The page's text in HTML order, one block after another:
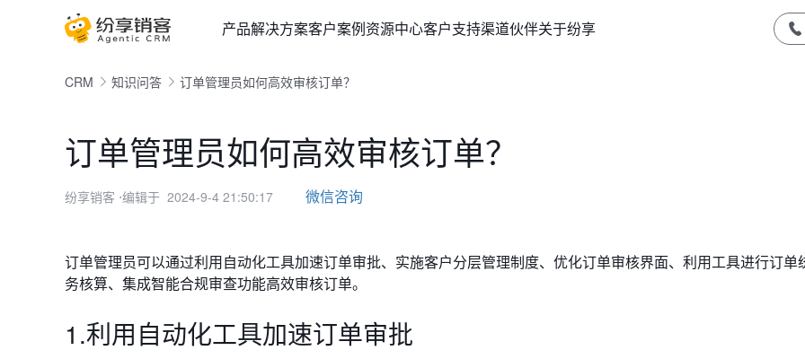
产品解决方案客户案例资源中心客户支持渠道伙伴关于纷享
CRM 知识问答 订单管理员如何高效审核订单？
订单管理员如何高效审核订单？
纷享销客 ⋅编辑于 2024-9-4 21:50:17 微信咨询
订单管理员可以通过利用自动化工具加速订单审批、实施客户分层管理制度、优化订单审核界面、利用工具进行订单
务核算、集成智能合规审查功能高效审核订单。
1.利用自动化工具加速订单审批